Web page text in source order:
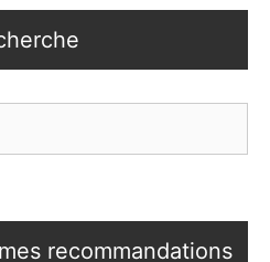
recommandations